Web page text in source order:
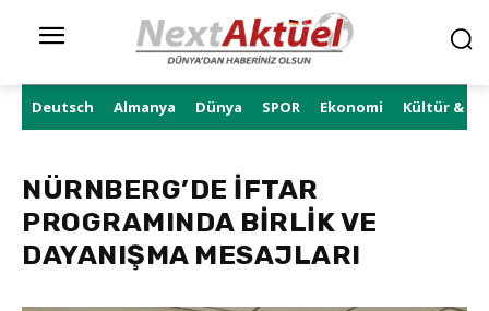
Deutsch Almanya Dünya SPOR Ekonomi Kültür &
NÜRNBERG’DE İFTAR
PROGRAMINDA BİRLİK VE
DAYANIŞMA MESAJLARI